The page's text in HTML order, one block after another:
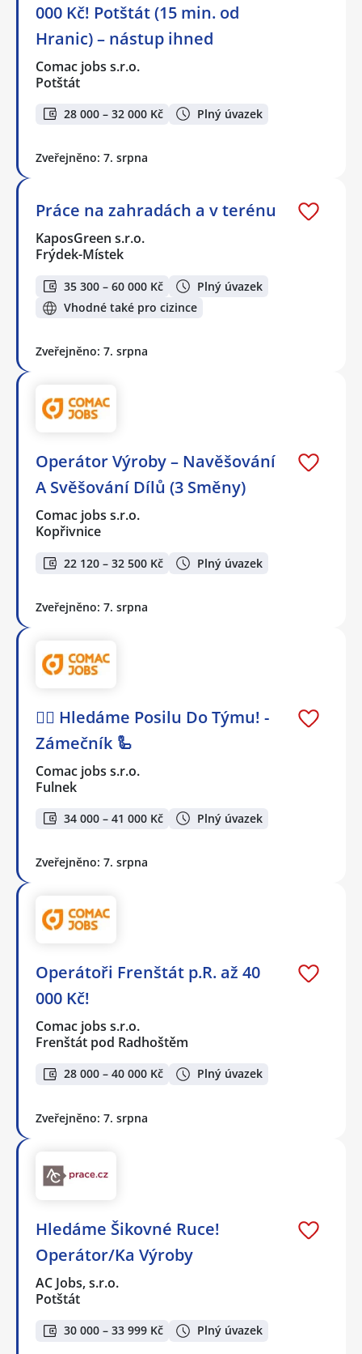
000 Kč! Potštát (15 min. od
Hranic) – nástup ihned
Comac jobs s.r.o.
Potštát
28 000 – 32 000 Kč Plný úvazek
Zveřejněno: 7. srpna
Práce na zahradách a v terénu
KaposGreen s.r.o.
Frýdek-Místek
35 300 – 60 000 Kč
Plný úvazek
Vhodné také pro cizince
Zveřejněno: 7. srpna
Operátor Výroby – Navěšování
A Svěšování Dílů (3 Směny)
Comac jobs s.r.o.
Kopřivnice
22 120 – 32 500 Kč Plný úvazek
Zveřejněno: 7. srpna
🕵️‍♂️ Hledáme Posilu Do Týmu! -
Zámečník 🦾
Comac jobs s.r.o.
Fulnek
34 000 – 41 000 Kč Plný úvazek
Zveřejněno: 7. srpna
Operátoři Frenštát p.R. až 40
000 Kč!
Comac jobs s.r.o.
Frenštát pod Radhoštěm
28 000 – 40 000 Kč Plný úvazek
Zveřejněno: 7. srpna
Hledáme Šikovné Ruce!
Operátor/Ka Výroby
AC Jobs, s.r.o.
Potštát
30 000 – 33 999 Kč Plný úvazek